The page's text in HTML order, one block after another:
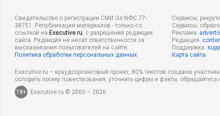
Свидетельство о регистрации СМИ Эл NФС 77-
38751. Републикация материалов - только со
ссылкой на Executive.ru, с разрешения редакции
сайта. Редакция не несет ответственности за
высказывания пользователей на сайте.
Политика обработки персональных данных
Сервисы,
Сервисы,
Реклама:
Редакция:
Поддержка:
Карта сайта
Executive.ru – краудсорсинговый проект, 80% текстов созданы
оспорить логику повествования, уточнить цифры и факты,
18+
Executive.ru © 2000 – 2026.